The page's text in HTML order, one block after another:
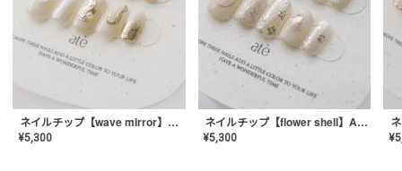
ネイルチップ【wave mirror】AE-CONA-04
¥5,300
ネイルチップ【flower shell】AE-CONA-03
¥5,300 ¥